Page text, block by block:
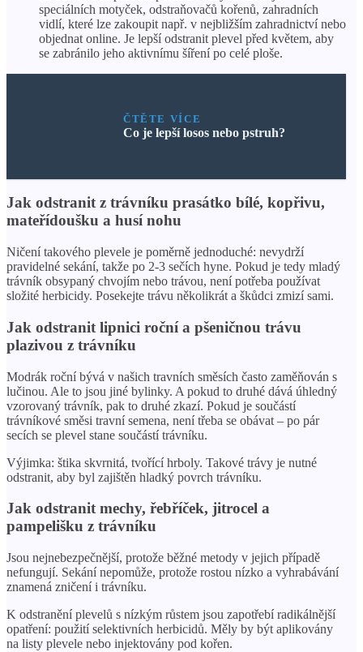
speciálních motyček, odstraňovačů kořenů, zahradních
vidlí, které lze zakoupit např. v nejbližším zahradnictví nebo
objednat online. Je lepší odstranit plevel před květem, aby
se zabránilo jeho aktivnímu šíření po celé ploše.
ČTĚTE VÍCE
Co je lepší losos nebo pstruh?
Jak odstranit z trávníku prasátko bílé, kopřivu,
mateřídoušku a husí nohu
Ničení takového plevele je poměrně jednoduché: nevydrží
pravidelné sekání, takže po 2-3 sečích hyne. Pokud je tedy mladý
trávník obsypaný chvojím nebo trávou, není potřeba používat
složité herbicidy. Posekejte trávu několikrát a škůdci zmizí sami.
Jak odstranit lipnici roční a pšeničnou trávu
plazivou z trávníku
Modrák roční bývá v našich travních směsích často zaměňován s
lučinou. Ale to jsou jiné bylinky. A pokud to druhé dává úhledný
vzorovaný trávník, pak to druhé zkazí. Pokud je součástí
trávníkové směsi travní semena, není třeba se obávat – po pár
secích se plevel stane součástí trávníku.
Výjimka: štika skvrnitá, tvořící hrboly. Takové trávy je nutné
odstranit, aby byl zajištěn hladký povrch trávníku.
Jak odstranit mechy, řebříček, jitrocel a
pampelišku z trávníku
Jsou nejnebezpečnější, protože běžné metody v jejich případě
nefungují. Sekání nepomůže, protože rostou nízko a vyhrabávání
znamená zničení i trávníku.
K odstranění plevelů s nízkým růstem jsou zapotřebí radikálnější
opatření: použití selektivních herbicidů. Měly by být aplikovány
na listy plevele nebo injektovány pod kořen.